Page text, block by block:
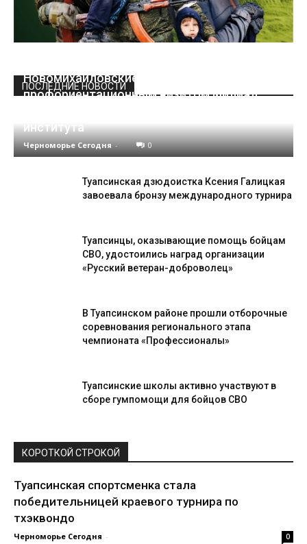
ПОСЛЕДНИЕ НОВОСТИ
Новомихайловские школьники посетили с
профориентационным визитом филиал
института
Черноморье Сегодня - 0
Туапсинская дзюдоистка Ксения Галицкая
завоевала бронзу международного турнира
Туапсинцы, оказывающие помощь бойцам
СВО, удостоились наград организации
«Русский ветеран-доброволец»
В Туапсинском районе прошли отборочные
соревнования регионального этапа
чемпионата «Профессионалы»
Туапсинские школы активно участвуют в
сборе гумпомощи для бойцов СВО
КОРОТКОЙ СТРОКОЙ
Туапсинская спортсменка стала
победительницей краевого турнира по
тхэквондо
Черноморье Сегодня - 0